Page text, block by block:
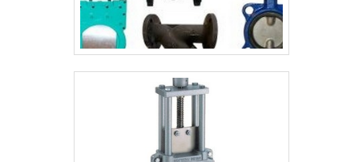
depósitos, restaurando a pureza do óleo e
a eficiência dos seus sistemas. Escolha
nosso serviço de filtragem de óleo para
maximizar a performance e a longevidade
dos seus equipamentos. Entre em contato
e descubra como podemos ajudar a manter
seus sistemas operando com o melhor
desempenho possível.